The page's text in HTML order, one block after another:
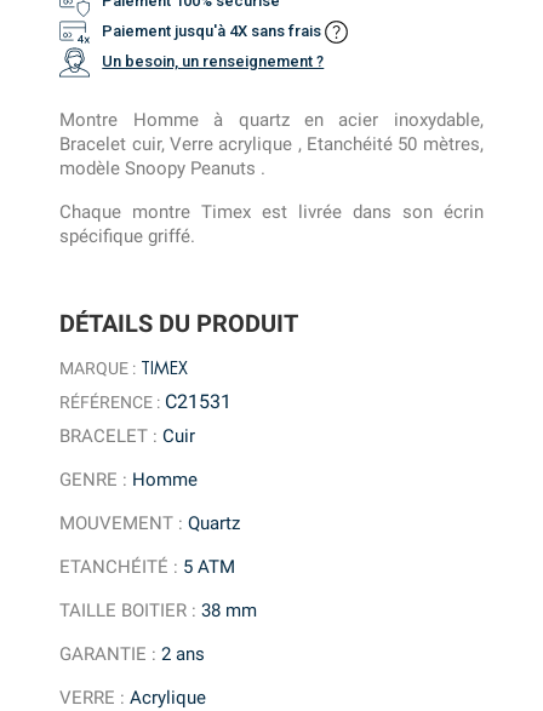
DÉTAILS DU PRODUIT
MARQUE : TIMEX
RÉFÉRENCE : C21531
BRACELET :Cuir
GENRE : Homme
MOUVEMENT :Quartz
ETANCHÉITÉ : 5 ATM
TAILLE BOITIER :38 mm
GARANTIE :2 ans
VERRE :Acrylique
Paiement jusqu'à 4X sans frais
Un besoin, un renseignement ?
Montre Homme à quartz en acier inoxydable,
Bracelet cuir, Verre acrylique , Etanchéité 50 mètres,
modèle Snoopy Peanuts .
Chaque montre Timex est livrée dans son écrin
spécifique griffé.